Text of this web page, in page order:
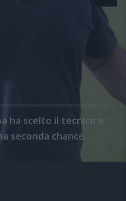
ha scelto il tecnico e
seconda chance